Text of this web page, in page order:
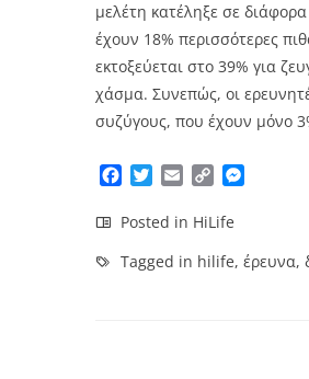
μελέτη κατέληξε σε
έχουν 18% περισσότερες
εκτοξεύεται στο 39% για
χάσμα. Συνεπώς, οι
συζύγους, που έχουν μόνο
Facebook
TwitterEmailCopy
Posted in HiLife
Tagged in hilife, έρευνα,